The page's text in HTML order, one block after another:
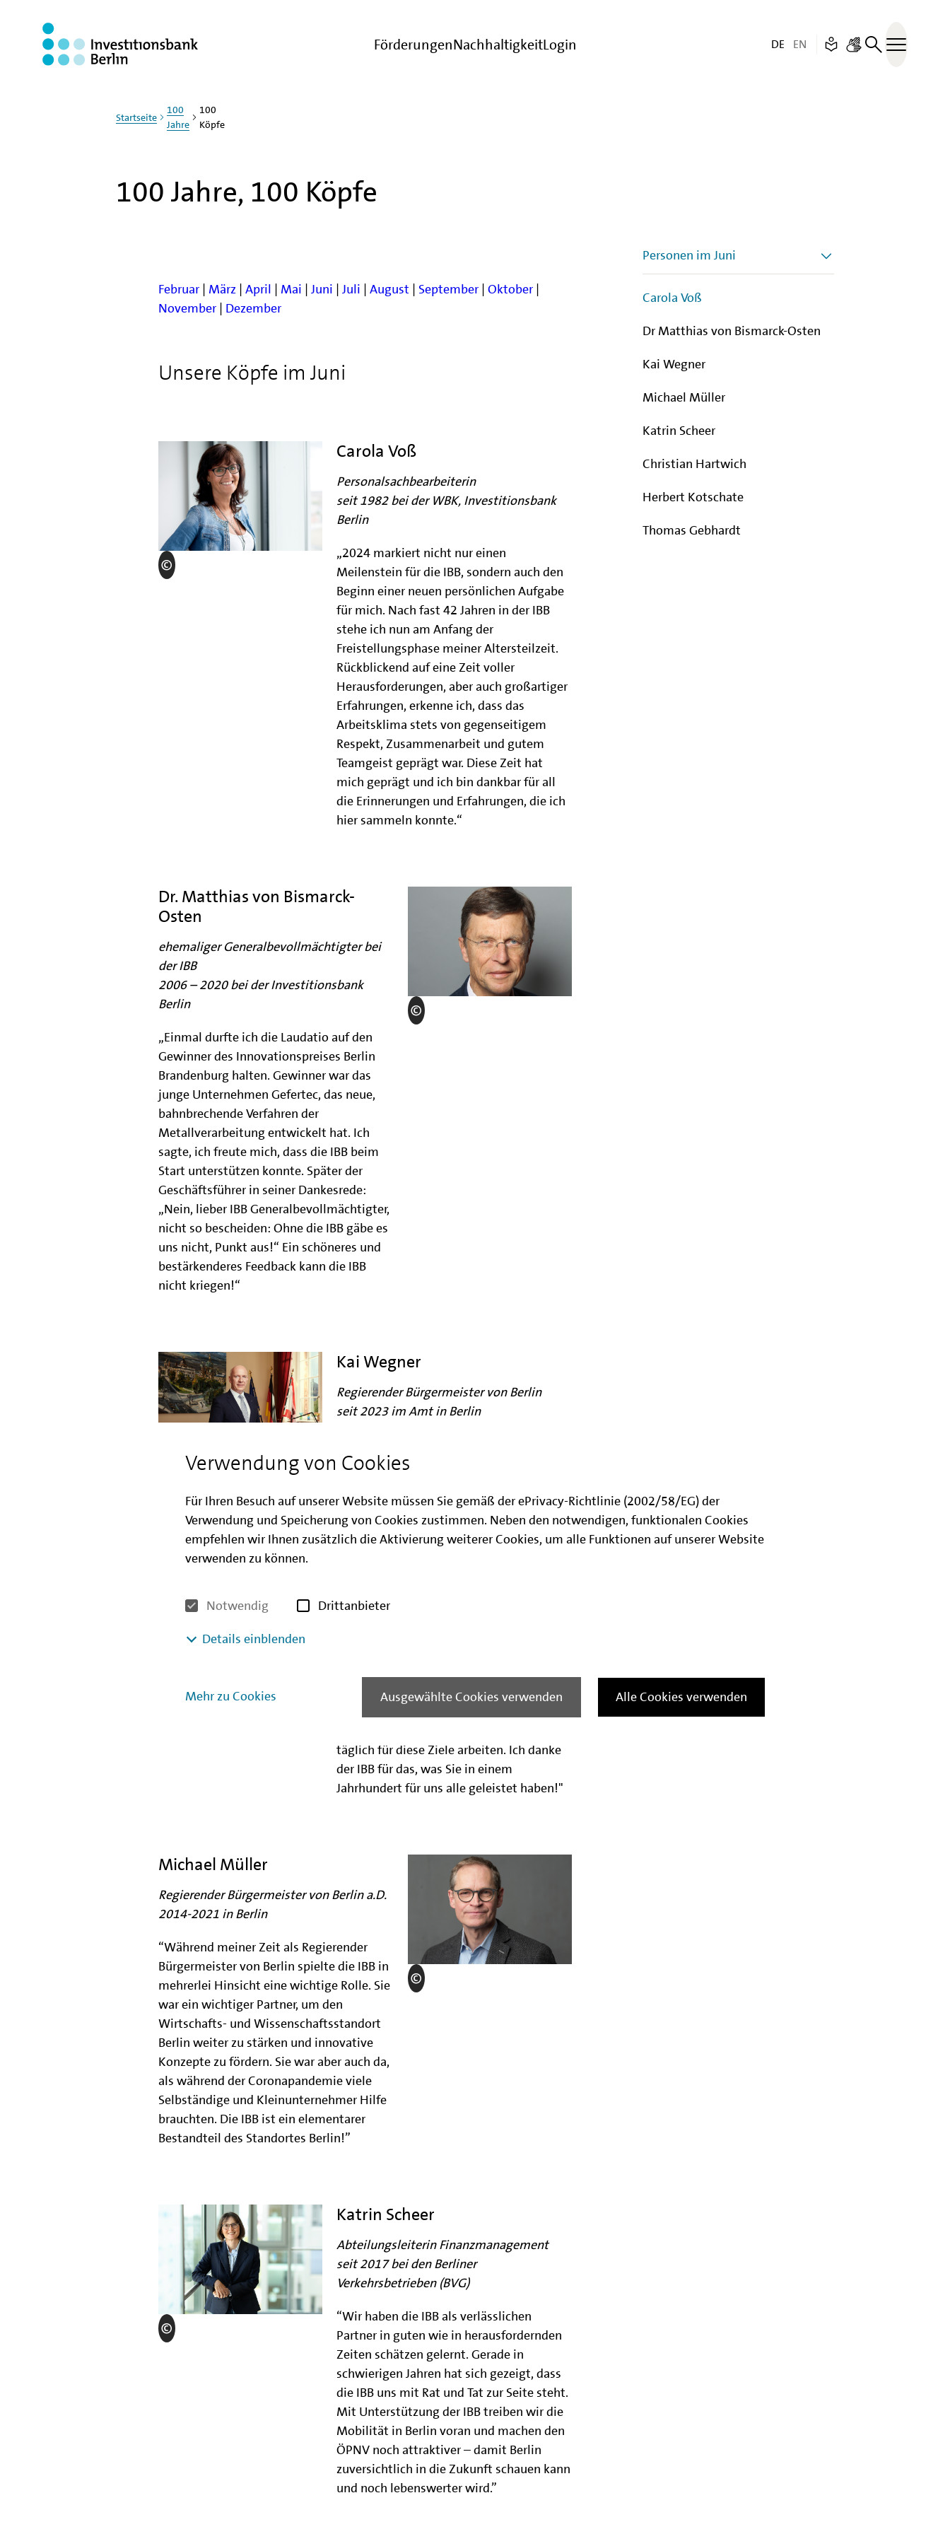
Verwendung von Cookies
Für Ihren Besuch auf unserer Website müssen Sie gemäß der ePrivacy-Richtlinie (2002/58/EG) der
Verwendung und Speicherung von Cookies zustimmen. Neben den notwendigen, funktionalen Cookies
empfehlen wir Ihnen zusätzlich die Aktivierung weiterer Cookies, um alle Funktionen auf unserer Website
verwenden zu können.
Notwendig
Drittanbieter
Details einblenden
Mehr zu Cookies Ausgewählte Cookies verwenden Alle Cookies verwenden
FörderungenNachhaltigkeitLogin DE Deutsch (aktive Sprache)
EN English – Unfortunately this
Leichte Sprache
Gebärdensprache
Menü
Startseite
100
Jahre
100
Köpfe
100 Jahre, 100 Köpfe
Februar | März | April | Mai | Juni | Juli | August | September | Oktober |
November | Dezember
Unsere Köpfe im Juni
Carola Voß
Personalsachbearbeiterin
seit 1982 bei der WBK, Investitionsbank
Berlin
„2024 markiert nicht nur einen
Meilenstein für die IBB, sondern auch den
Beginn einer neuen persönlichen Aufgabe
für mich. Nach fast 42 Jahren in der IBB
stehe ich nun am Anfang der
Freistellungsphase meiner Altersteilzeit.
Rückblickend auf eine Zeit voller
Herausforderungen, aber auch großartiger
Erfahrungen, erkenne ich, dass das
Arbeitsklima stets von gegenseitigem
Respekt, Zusammenarbeit und gutem
Teamgeist geprägt war. Diese Zeit hat
mich geprägt und ich bin dankbar für all
die Erinnerungen und Erfahrungen, die ich
hier sammeln konnte.“
Dr. Matthias von Bismarck-
Osten
ehemaliger Generalbevollmächtigter bei
der IBB
2006 – 2020 bei der Investitionsbank
Berlin
„Einmal durfte ich die Laudatio auf den
Gewinner des Innovationspreises Berlin
Brandenburg halten. Gewinner war das
junge Unternehmen Gefertec, das neue,
bahnbrechende Verfahren der
Metallverarbeitung entwickelt hat. Ich
sagte, ich freute mich, dass die IBB beim
Start unterstützen konnte. Später der
Geschäftsführer in seiner Dankesrede:
„Nein, lieber IBB Generalbevollmächtigter,
nicht so bescheiden: Ohne die IBB gäbe es
uns nicht, Punkt aus!“ Ein schöneres und
bestärkenderes Feedback kann die IBB
nicht kriegen!“
Kai Wegner
Regierender Bürgermeister von Berlin
seit 2023 im Amt in Berlin
Wohnungsfürsorgegesellschaft vor 100
das Gesicht unserer Stadt entscheidend
mit: durch Linderung der Wohnungsnot
zwischen den Weltkriegen, beim Aufbau
Mauerfall und schließlich durch ihre
innovativer und wachsender
Wirtschaftsstandort ist – das ist ein
täglich für diese Ziele arbeiten. Ich danke
der IBB für das, was Sie in einem
Jahrhundert für uns alle geleistet haben!"
Michael Müller
Regierender Bürgermeister von Berlin a.D.
2014-2021 in Berlin
“Während meiner Zeit als Regierender
Bürgermeister von Berlin spielte die IBB in
mehrerlei Hinsicht eine wichtige Rolle. Sie
war ein wichtiger Partner, um den
Wirtschafts- und Wissenschaftsstandort
Berlin weiter zu stärken und innovative
Konzepte zu fördern. Sie war aber auch da,
als während der Coronapandemie viele
Selbständige und Kleinunternehmer Hilfe
brauchten. Die IBB ist ein elementarer
Bestandteil des Standortes Berlin!”
Katrin Scheer
Abteilungsleiterin Finanzmanagement
seit 2017 bei den Berliner
Verkehrsbetrieben (BVG)
“Wir haben die IBB als verlässlichen
Partner in guten wie in herausfordernden
Zeiten schätzen gelernt. Gerade in
schwierigen Jahren hat sich gezeigt, dass
die IBB uns mit Rat und Tat zur Seite steht.
Mit Unterstützung der IBB treiben wir die
Mobilität in Berlin voran und machen den
ÖPNV noch attraktiver – damit Berlin
zuversichtlich in die Zukunft schauen kann
und noch lebenswerter wird.”
Personen im Juni
Carola Voß
Dr Matthias von Bismarck-Osten
Kai Wegner
Michael Müller
Katrin Scheer
Christian Hartwich
Herbert Kotschate
Thomas Gebhardt